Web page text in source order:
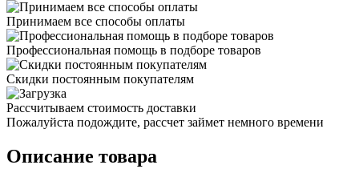
Принимаем все способы оплаты
Профессиональная помощь в подборе товаров
Скидки постоянным покупателям
Рассчитываем стоимость доставки
Пожалуйста подождите, рассчет займет немного времени
Описание товара